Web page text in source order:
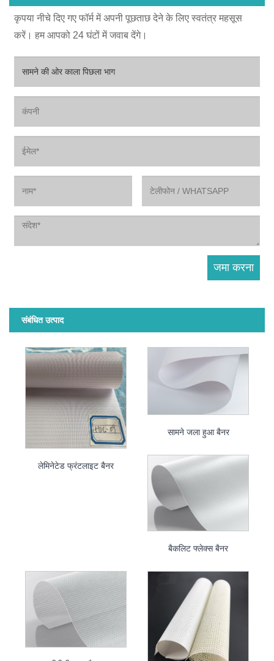
कृपया नीचे दिए गए फॉर्म में अपनी पूछताछ देने के लिए स्वतंत्र महसूस
करें। हम आपको 24 घंटों में जवाब देंगे।
संबंधित उत्पाद
लेमिनेटेड फ्रंटलाइट बैनर
सामने जला हुआ बैनर
बैकलिट फ्लेक्स बैनर